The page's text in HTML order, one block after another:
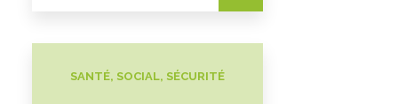
SANTÉ, SOCIAL, SÉCURITÉ